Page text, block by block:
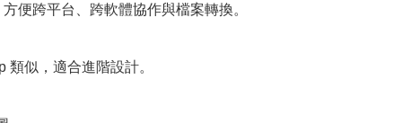
便跨平台、跨軟體協作與檔案轉換。
似，適合進階設計。